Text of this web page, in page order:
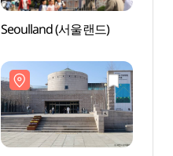
Seoulland (서울랜드)